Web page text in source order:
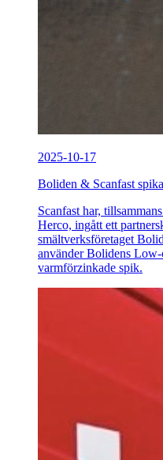
2025-10-17
Boliden & Scanfast
Scanfast har,
Herco, ingått ett
smältverksföretaget
använder Bolidens
varmförzinkade spik.